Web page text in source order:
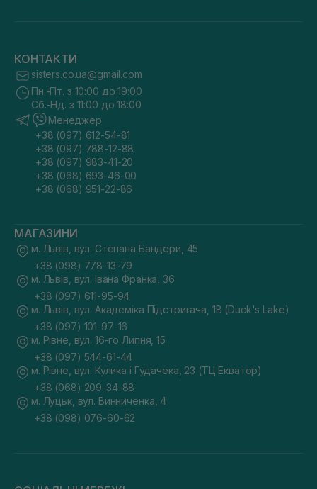
КОНТАКТИ
sisters.co.ua@gmail.com
Пн.-Пт. з 10:00 до 19:00
Сб.-Нд. з 11:00 до 18:00
Менеджер
+38 (097) 612-54-81
+38 (097) 788-12-88
+38 (097) 983-41-20
+38 (068) 693-46-00
+38 (068) 951-22-86
МАГАЗИНИ
м. Львів, вул. Степана Бандери, 45
+38 (098) 778-13-79
м. Львів, вул. Івана Франка, 36
+38 (097) 611-95-94
м. Львів, вул. Академіка Підстригача, 1В (Duck's Lake)
+38 (097) 101-97-16
м. Рівне, вул. 16-го Липня, 15
+38 (097) 544-61-44
м. Рівне, вул. Кулика і Гудачека, 23 (ТЦ Екватор)
+38 (068) 209-34-88
м. Луцьк, вул. Винниченка, 4
+38 (098) 076-60-62